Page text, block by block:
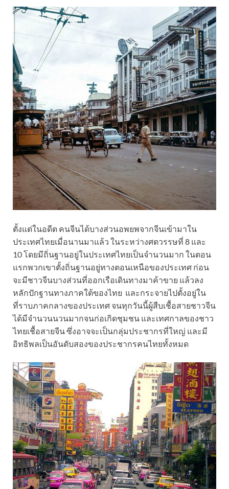
ตั้งแต่ในอดีต คนจีนได้บางส่วนอพยพจากจีนเข้ามาใน
ประเทศไทยเมื่อนานมาแล้ว ในระหว่างศตวรรษที่ 8 และ
10 โดยมีถิ่นฐานอยู่ในประเทศไทยเป็นจำนวนมาก ในตอน
แรกพวกเขาตั้งถิ่นฐานอยู่ทางตอนเหนือของประเทศ ก่อน
จะมีชาวจีนบางส่วนที่ออกเรือเดินทางมาค้าขาย แล้วลง
หลักปักฐานทางภาคใต้ของไทย และกระจายไปตั้งอยู่ใน
ที่ราบภาคกลางของประเทศ จนทุกวันนี้ผู้สืบเชื้อสายชาวจีน
ได้มีจำนวนนวนมากจนก่อเกิดชุมชน และเทศกาลของชาว
ไทยเชื้อสายจีน ซึ่งอาจจะเป็นกลุ่มประชากรที่ใหญ่ และมี
อิทธิพลเป็นอันดับสองของประชากรคนไทยทั้งหมด